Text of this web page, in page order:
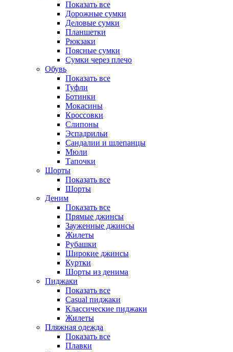
Показать все
Дорожные сумки
Деловые сумки
Планшетки
Рюкзаки
Поясные сумки
Сумки через плечо
Обувь
Показать все
Туфли
Ботинки
Мокасины
Кроссовки
Слипоны
Эспадрильи
Сандалии и шлепанцы
Мюли
Тапочки
Шорты
Показать все
Шорты
Деним
Показать все
Прямые джинсы
Зауженные джинсы
Жилеты
Рубашки
Широкие джинсы
Куртки
Шорты из денима
Пиджаки
Показать все
Casual пиджаки
Классические пиджаки
Жилеты
Пляжная одежда
Показать все
Плавки